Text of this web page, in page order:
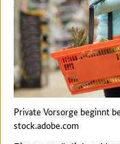
Private Vorsorge beginnt
stock.adobe.com